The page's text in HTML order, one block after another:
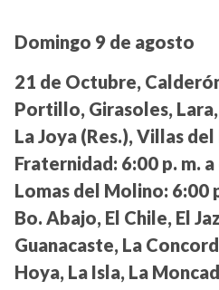
Domingo 9 de agosto
21 de Octubre,
Portillo, Girasoles,
La Joya (Res.), Villas
Fraternidad: 6:00 p. m.
Lomas del Molino: 6:00
Bo. Abajo, El Chile, El
Guanacaste, La
Hoya, La Isla, La